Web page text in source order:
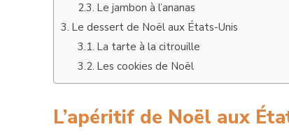
Le jambon à l’ananas
Le dessert de Noël aux États-Unis
La tarte à la citrouille
Les cookies de Noël
L’apéritif de Noël aux